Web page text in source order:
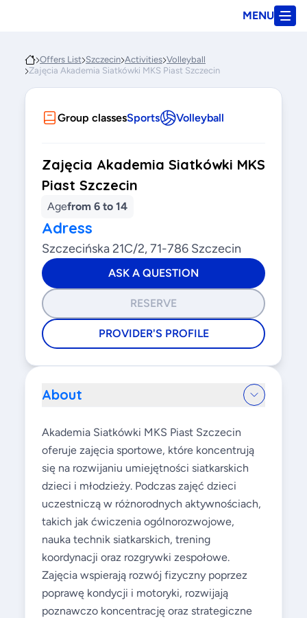
MENU
Offers List Szczecin Activities Volleyball
Zajęcia Akademia Siatkówki MKS Piast Szczecin
Group classesSports Volleyball
Zajęcia Akademia Siatkówki MKS
Piast Szczecin
Agefrom 6 to 14
Adress
Szczecińska 21C/2, 71-786 Szczecin
ASK A QUESTION
RESERVE
PROVIDER'S PROFILE
About
Akademia Siatkówki MKS Piast Szczecin
oferuje zajęcia sportowe, które koncentrują
się na rozwijaniu umiejętności siatkarskich
dzieci i młodzieży. Podczas zajęć dzieci
uczestniczą w różnorodnych aktywnościach,
takich jak ćwiczenia ogólnorozwojowe,
nauka technik siatkarskich, trening
koordynacji oraz rozgrywki zespołowe.
Zajęcia wspierają rozwój fizyczny poprzez
poprawę kondycji i motoryki, rozwijają
poznawczo koncentrację oraz strategiczne